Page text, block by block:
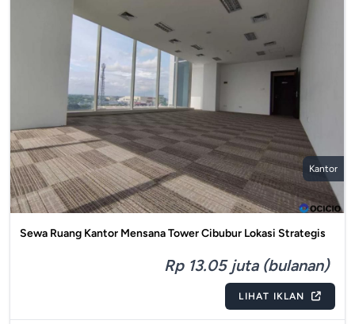
Kantor
Sewa Ruang Kantor Mensana Tower Cibubur Lokasi Strategis
Rp 13.05 juta (bulanan)
LIHAT IKLAN